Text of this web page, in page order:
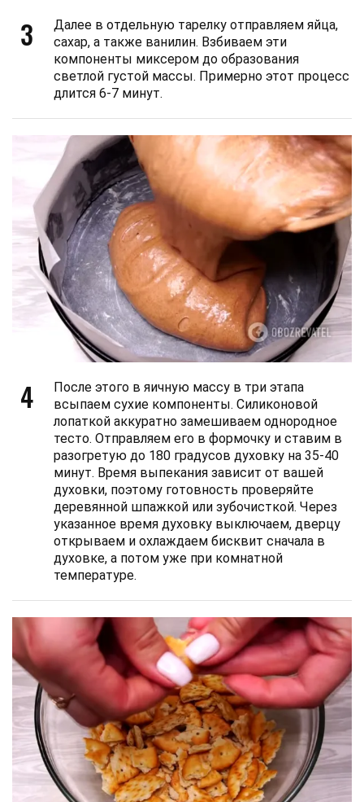
3
Далее в отдельную тарелку отправляем яйца,
сахар, а также ванилин. Взбиваем эти
компоненты миксером до образования
светлой густой массы. Примерно этот процесс
длится 6-7 минут.
4
После этого в яичную массу в три этапа
всыпаем сухие компоненты. Силиконовой
лопаткой аккуратно замешиваем однородное
тесто. Отправляем его в формочку и ставим в
разогретую до 180 градусов духовку на 35-40
минут. Время выпекания зависит от вашей
духовки, поэтому готовность проверяйте
деревянной шпажкой или зубочисткой. Через
указанное время духовку выключаем, дверцу
открываем и охлаждаем бисквит сначала в
духовке, а потом уже при комнатной
температуре.